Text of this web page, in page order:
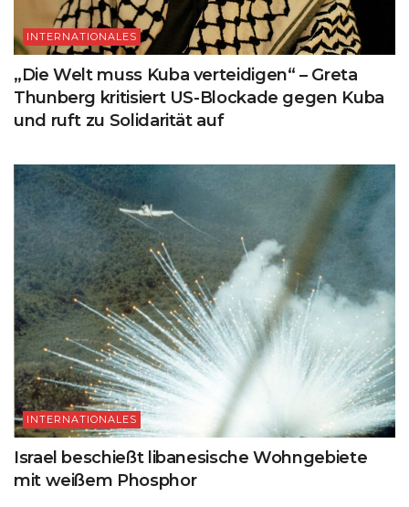
INTERNATIONALES
„Die Welt muss Kuba verteidigen“ – Greta
Thunberg kritisiert US-Blockade gegen Kuba
und ruft zu Solidarität auf
INTERNATIONALES
Israel beschießt libanesische Wohngebiete
mit weißem Phosphor